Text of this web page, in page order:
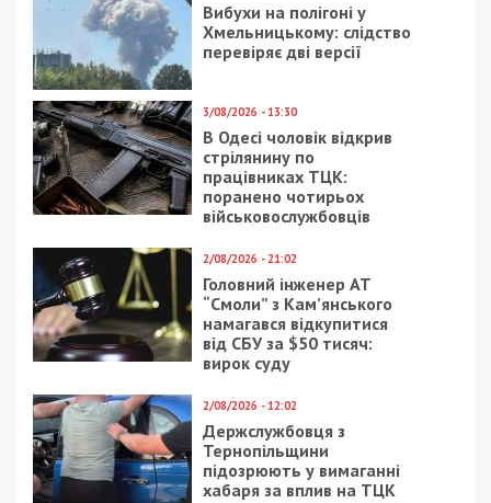
Вибухи на полігоні у
Хмельницькому: слідство
перевіряє дві версії
3/08/2026 - 13:30
В Одесі чоловік відкрив
стрілянину по
працівниках ТЦК:
поранено чотирьох
військовослужбовців
2/08/2026 - 21:02
Головний інженер АТ
“Смоли” з Кам’янського
намагався відкупитися
від СБУ за $50 тисяч:
вирок суду
2/08/2026 - 12:02
Держслужбовця з
Тернопільщини
підозрюють у вимаганні
хабаря за вплив на ТЦК